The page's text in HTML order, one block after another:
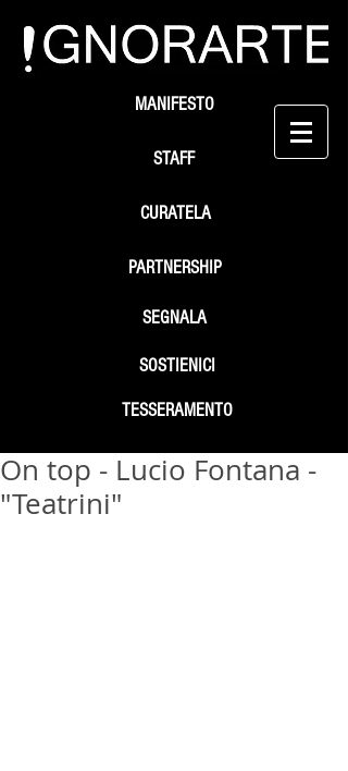
STAFF
SEGNALA
SOSTIENICI
MANIFESTO
PARTNERSHIP
TESSERAMENTO
CURATELA
On top - Lucio Fontana -
"Teatrini"